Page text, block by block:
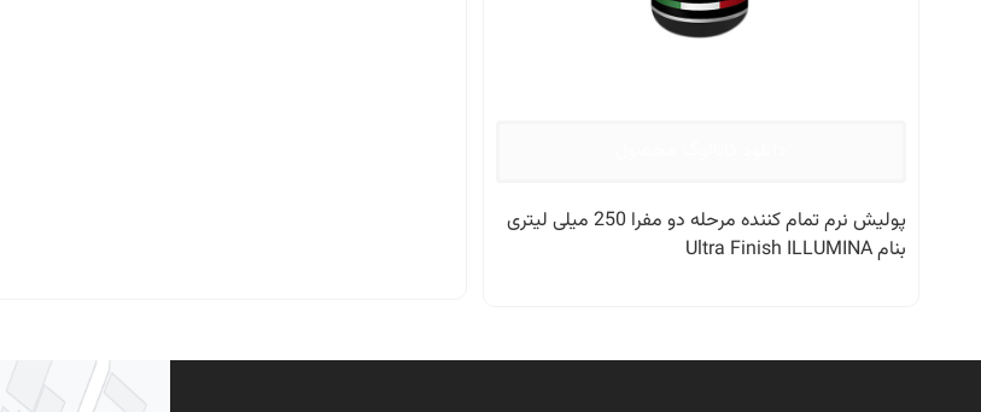
پولیش نرم تمام کننده مرحله دو مفرا 250 میلی لیتری
بنام Ultra Finish ILLUMINA